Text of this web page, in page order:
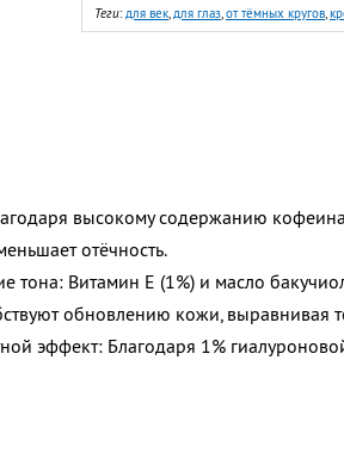
Теги:для век,для глаз,от тёмных кругов,
высокому содержанию
отёчность.
тона: Витамин Е (1%) и масло
обновлению кожи, выравнивая
эффект: Благодаря 1%